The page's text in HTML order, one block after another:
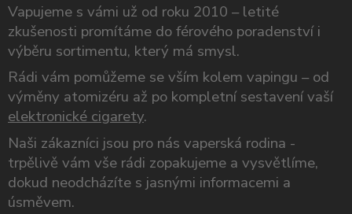
Vapujeme s vámi už od roku 2010 – letité
zkušenosti promítáme do férového poradenství i
výběru sortimentu, který má smysl.
Rádi vám pomůžeme se vším kolem vapingu – od
výměny atomizéru až po kompletní sestavení vaší
elektronické cigarety.
Naši zákazníci jsou pro nás vaperská rodina -
trpělivě vám vše rádi zopakujeme a vysvětlíme,
dokud neodcházíte s jasnými informacemi a
úsměvem.